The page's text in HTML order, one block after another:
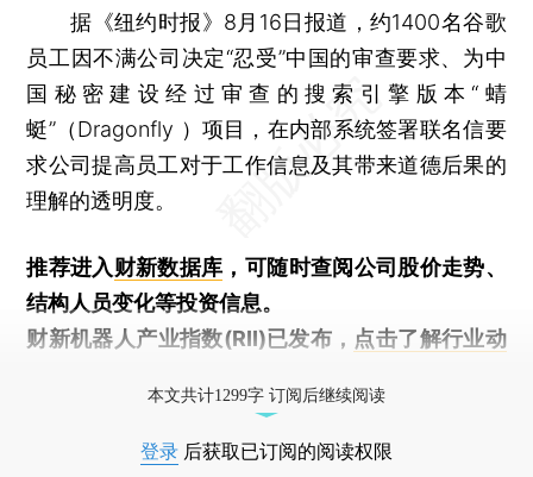
据《纽约时报》8月16日报道，约1400名谷歌
员工因不满公司决定“忍受”中国的审查要求、为中
国秘密建设经过审查的搜索引擎版本“蜻
蜓”（Dragonfly ）项目，在内部系统签署联名信要
求公司提高员工对于工作信息及其带来道德后果的
理解的透明度。
推荐进入财新数据库 ，可随时查阅公司股价走势、
结构人员变化等投资信息。
财新机器人产业指数(RII)已发布， 点击了解行业动
本文共计1299字 订阅后继续阅读
登录 后获取已订阅的阅读权限